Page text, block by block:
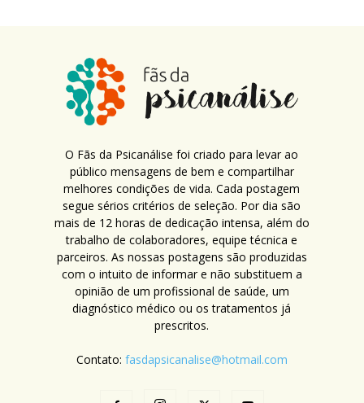
O Fãs da Psicanálise foi criado para levar ao
público mensagens de bem e compartilhar
melhores condições de vida. Cada postagem
segue sérios critérios de seleção. Por dia são
mais de 12 horas de dedicação intensa, além do
trabalho de colaboradores, equipe técnica e
parceiros. As nossas postagens são produzidas
com o intuito de informar e não substituem a
opinião de um profissional de saúde, um
diagnóstico médico ou os tratamentos já
prescritos.
Contato: fasdapsicanalise@hotmail.com